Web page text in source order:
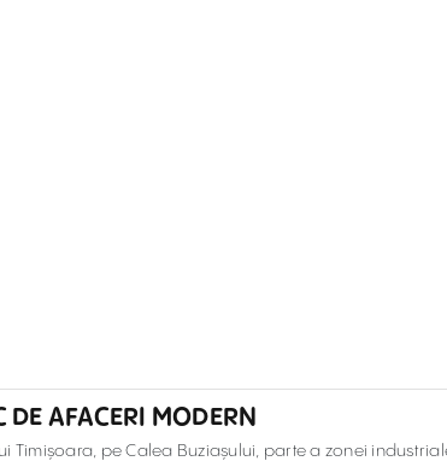
AFACERI MODERN
Timișoara, pe Calea Buziașului, parte a zonei